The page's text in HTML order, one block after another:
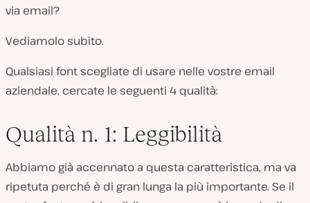
via email?
Vediamolo subito.
Qualsiasi font scegliate di usare nelle vostre email
aziendale, cercate le seguenti 4 qualità:
Qualità n. 1: Leggibilità
Abbiamo già accennato a questa caratteristica, ma va
ripetuta perché è di gran lunga la più importante. Se il